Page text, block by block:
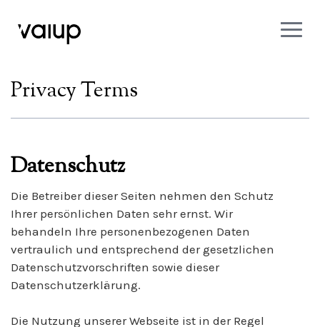
Privacy Terms
Datenschutz
Die Betreiber dieser Seiten nehmen den Schutz
Ihrer persönlichen Daten sehr ernst. Wir
behandeln Ihre personenbezogenen Daten
vertraulich und entsprechend der gesetzlichen
Datenschutzvorschriften sowie dieser
Datenschutzerklärung.
Die Nutzung unserer Webseite ist in der Regel